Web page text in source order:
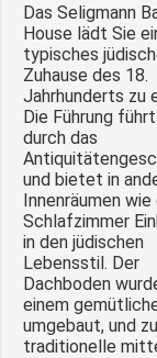
Das Seligmann
House lädt Sie
typisches
Zuhause des 18.
Jahrhunderts zu
Die Führung
durch das
und bietet in
Innenräumen wie
Schlafzimmer
in den jüdischen
Lebensstil. Der
Dachboden
einem
umgebaut, und
traditionelle